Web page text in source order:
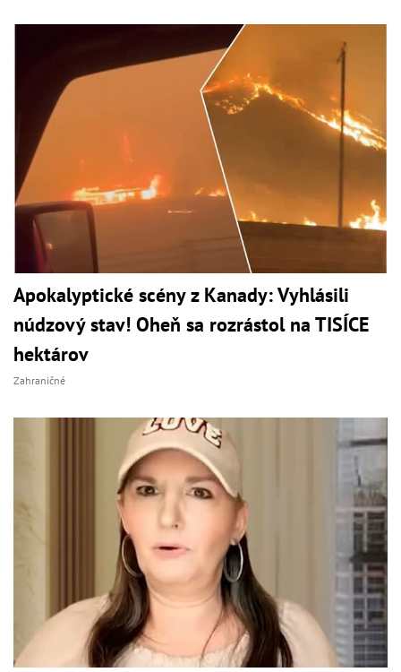
Apokalyptické scény z Kanady: Vyhlásili
núdzový stav! Oheň sa rozrástol na TISÍCE
hektárov
Zahraničné